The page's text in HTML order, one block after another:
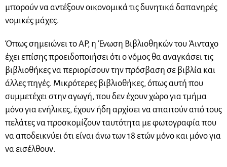
μπορούν να αντέξουν οικονομικά τις δυνητικά δαπανηρές
νομικές μάχες.
Όπως σημειώνει το AP, η Ένωση Βιβλιοθηκών του Άινταχο
έχει επίσης προειδοποιήσει ότι ο νόμος θα αναγκάσει τις
βιβλιοθήκες να περιορίσουν την πρόσβαση σε βιβλία και
άλλες πηγές. Μικρότερες βιβλιοθήκες, όπως αυτή που
συμμετέχει στην αγωγή, που δεν έχουν χώρο για τμήμα
μόνο για ενήλικες, έχουν ήδη αρχίσει να απαιτούν από τους
πελάτες να προσκομίζουν ταυτότητα με φωτογραφία που
να αποδεικνύει ότι είναι άνω των 18 ετών μόνο και μόνο για
να εισέλθουν.